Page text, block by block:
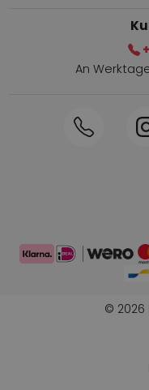
Innerhalb von
Persönliche
An
© 2026